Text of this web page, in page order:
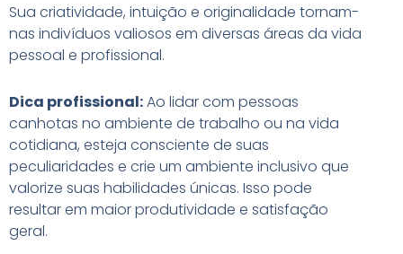
Sua criatividade, intuição e originalidade tornam-
nas indivíduos valiosos em diversas áreas da vida
pessoal e profissional.
Dica profissional:Ao lidar com pessoas
canhotas no ambiente de trabalho ou na vida
cotidiana, esteja consciente de suas
peculiaridades e crie um ambiente inclusivo que
valorize suas habilidades únicas. Isso pode
resultar em maior produtividade e satisfação
geral.